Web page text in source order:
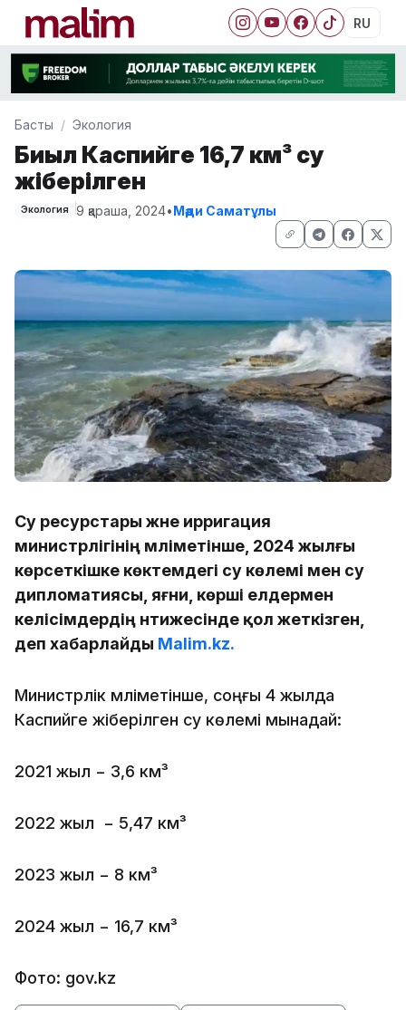
RU
Басты Экология
Биыл Каспийге 16,7 км³ су
жіберілген
Экология 9 қараша, 2024•Мәди Саматұлы
Су ресурстары және ирригация
министрлігінің мәліметінше, 2024 жылғы
көрсеткішке көктемдегі су көлемі мен су
дипломатиясы, яғни, көрші елдермен
келісімдердің нәтижесінде қол жеткізген,
деп хабарлайды Malim.kz.
Министрлік мәліметінше, соңғы 4 жылда
Каспийге жіберілген су көлемі мынадай:
2021 жыл − 3,6 км³
2022 жыл − 5,47 км³
2023 жыл − 8 км³
2024 жыл − 16,7 км³
Фото: gov.kz